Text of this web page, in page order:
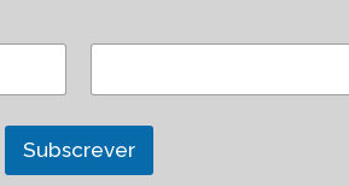
Subscrever